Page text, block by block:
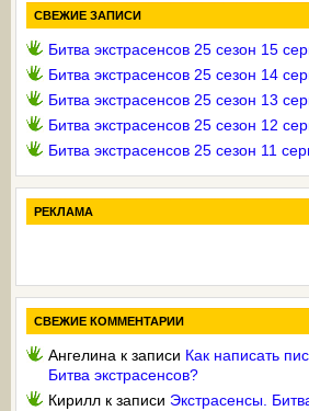
СВЕЖИЕ ЗАПИСИ
Битва экстрасенсов 25 сезон 15
Битва экстрасенсов 25 сезон 14
Битва экстрасенсов 25 сезон 13
Битва экстрасенсов 25 сезон 12
Битва экстрасенсов 25 сезон 11
РЕКЛАМА
СВЕЖИЕ КОММЕНТАРИИ
Ангелина к записи Как написать
Битва экстрасенсов?
Кирилл к записи Экстрасенсы.